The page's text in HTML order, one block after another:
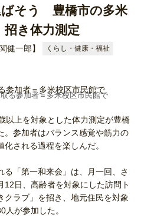
ばそう 豊橋市の多米
き体力測定
関健一郎】 くらし・健康・福祉
る参加者＝多米校区市民館で
上を対象とした体力測定が豊橋
。参加者はバランス感覚や筋力の
される過程を楽しんだ。
「第一和来会」は、月一回、さ
12日、高齢者を対象にした訪問ト
クラブ」を招き、地元住民を対象
人が参加した。